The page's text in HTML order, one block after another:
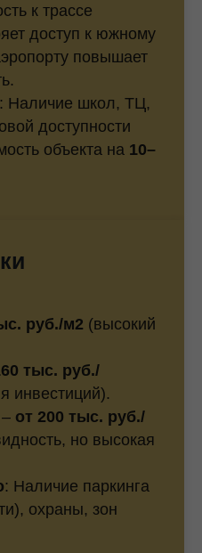
к трассе
доступ к южному
повышает
: Наличие школ, ТЦ,
доступности
объекта на 10–
руб./м2 (высокий
тыс. руб./
инвестиций).
– от 200 тыс. руб./
но высокая
: Наличие паркинга
охраны, зон